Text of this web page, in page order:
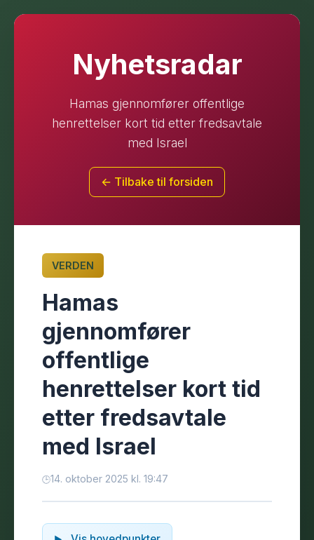
Nyhetsradar
Hamas gjennomfører offentlige
henrettelser kort tid etter fredsavtale
med Israel
← Tilbake til forsiden
VERDEN
Hamas
gjennomfører
offentlige
henrettelser kort tid
etter fredsavtale
med Israel
14. oktober 2025 kl. 19:47